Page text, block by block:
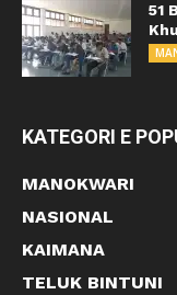
51
KATEGORI E
MANOKWARI
NASIONAL
KAIMANA
TELUK BINTUNI